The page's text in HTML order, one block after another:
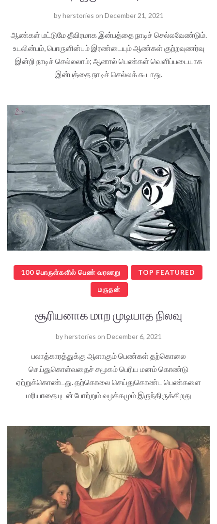
byherstories on December 21, 2021
ஆண்கள் மட்டுமே தீவிரமாக இன்பத்தை நாடிச் செல்லவேண்டும்.
உடலின்பம், பொருளின்பம் இரண்டையும் ஆண்கள் குற்றவுணர்வு
இன்றி நாடிச் செல்லலாம்; ஆனால் பெண்கள் வெளிப்படையாக
இன்பத்தை நாடிச் செல்லக் கூடாது.
100 பொருள்களில் பெண் வரலாறு TOP FEATURED
மருதன்
சூரியனாக மாற முடியாத நிலவு
byherstories on December 6, 2021
பலாத்காரத்துக்கு ஆளாகும் பெண்கள் தற்கொலை
செய்துகொள்வதைச் சமூகம் பெரிய மனம் கொண்டு
ஏற்றுக்கொண்டது. தற்கொலை செய்துகொண்ட பெண்களை
மரியாதையுடன் போற்றும் வழக்கமும் இருந்திருக்கிறது